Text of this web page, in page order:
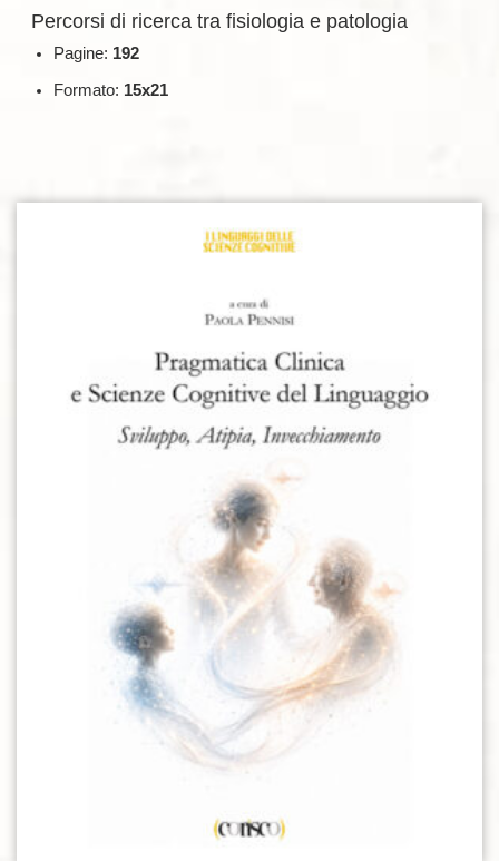
Percorsi di ricerca tra fisiologia e patologia
Pagine: 192
Formato: 15x21